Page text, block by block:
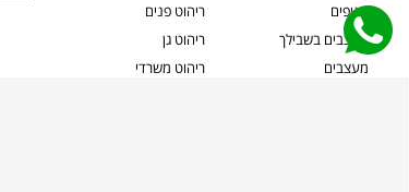
סניפים
מעצבים בשבילך
מעצבים
ריהוט פנים
ריהוט גן
ריהוט משרדי